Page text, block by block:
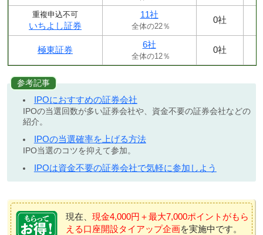
重複申込不可
いちよし証券
11社
全体の22％
0社
極東証券
6社
全体の12％
0社
参考記事
IPOにおすすめの証券会社
IPOの当選回数が多い証券会社や、資金不要の証券会社などの
紹介。
IPOの当選確率を上げる方法
IPO当選のコツを抑えて参加。
IPOは資金不要の証券会社で気軽に参加しよう
現在、 現金4,000円＋最大7,000ポイントがもら
える口座開設タイアップ企画を実施中です。